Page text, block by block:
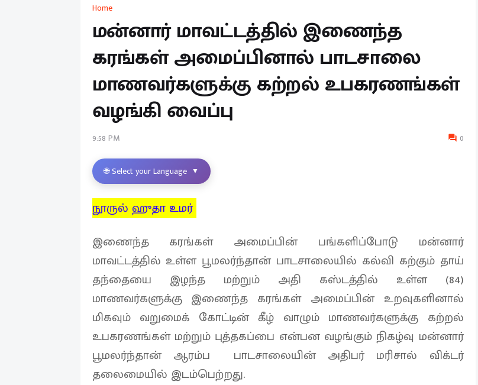
Home
மன்னார் மாவட்டத்தில் இணைந்த
கரங்கள் அமைப்பினால் பாடசாலை
மாணவர்களுக்கு கற்றல் உபகரணங்கள்
வழங்கி வைப்பு
9:58 PM 0
🌐 Select your Language ▼
நூருல் ஹுதா உமர்
இணைந்த கரங்கள் அமைப்பின் பங்களிப்போடு மன்னார்
மாவட்டத்தில் உள்ள பூமலர்ந்தான் பாடசாலையில் கல்வி கற்கும் தாய்
தந்தையை இழந்த மற்றும் அதி கஸ்டத்தில் உள்ள (84)
மாணவர்களுக்கு இணைந்த கரங்கள் அமைப்பின் உறவுகளினால்
மிகவும் வறுமைக் கோட்டின் கீழ் வாழும் மாணவர்களுக்கு கற்றல்
உபகரணங்கள் மற்றும் புத்தகப்பை என்பன வழங்கும் நிகழ்வு மன்னார்
பூமலர்ந்தான் ஆரம்ப பாடசாலையின் அதிபர் மரிசால் விக்டர்
தலைமையில் இடம்பெற்றது.